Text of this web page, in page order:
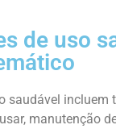
de uso
saudável incluem
manutenção